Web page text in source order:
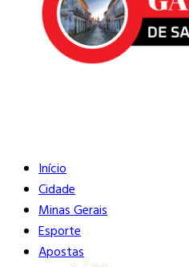
Buscar
Início
Cidade
Minas Gerais
Esporte
Apostas